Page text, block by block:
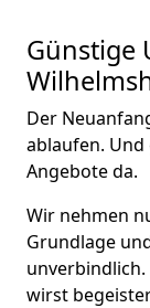
Günstige
Der
ablaufen.
Angebote da.
Wir nehmen
Grundlage
unverbindlich.
wirst